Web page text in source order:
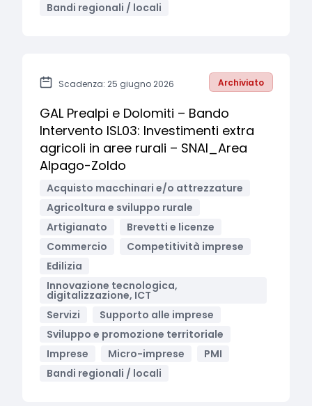
Bandi regionali / locali
Scadenza: 25 giugno 2026 Archiviato
GAL Prealpi e Dolomiti – Bando
Intervento ISL03: Investimenti extra
agricoli in aree rurali – SNAI_Area
Alpago-Zoldo
Acquisto macchinari e/o attrezzature
Agricoltura e sviluppo rurale
Artigianato
Brevetti e licenze
Commercio
Competitività imprese
Edilizia
Innovazione tecnologica,
digitalizzazione, ICT
Servizi
Supporto alle imprese
Sviluppo e promozione territoriale
Imprese
Micro-imprese
PMI
Bandi regionali / locali